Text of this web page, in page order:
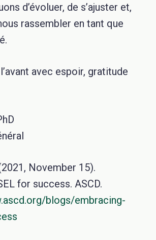
d’évoluer, de s’ajuster et,
rassembler en tant que
avec espoir, gratitude
November 15).
for success. ASCD.
blogs/embracing-